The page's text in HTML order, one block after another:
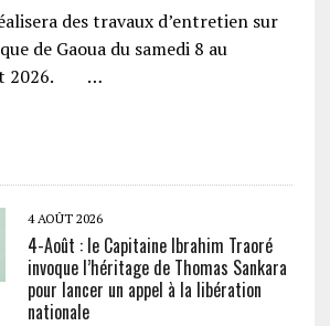
des travaux d’entretien sur
de Gaoua du samedi 8 au
2026. …
4 AOÛT 2026
4-Août : le Capitaine Ibrahim Traoré
invoque l’héritage de Thomas Sankara
pour lancer un appel à la libération
nationale